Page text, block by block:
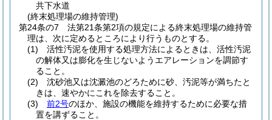
共下水道
(終末処理場の維持管理)
第24条の7
法第21条第2項の規定による終末処理場の維持管
理は、次に定めるところにより行うものとする。
(1)
活性汚泥を使用する処理方法によるときは、活性汚泥
の解体又は膨化を生じないようエアレーションを調節す
ること。
(2)
沈砂池又は沈澱池のどろために砂、汚泥等が満ちたと
きは、速やかにこれを除去すること。
(3)
前2号のほか、施設の機能を維持するために必要な措
置を講ずること。